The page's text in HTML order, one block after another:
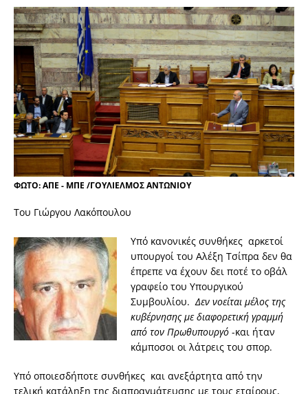
ΦΩΤΟ: ΑΠΕ - ΜΠΕ /ΓΟΥΛΙΕΛΜΟΣ ΑΝΤΩΝΙΟΥ
Του Γιώργου Λακόπουλου
Υπό κανονικές συνθήκες αρκετοί
υπουργοί του Αλέξη Τσίπρα δεν θα
έπρεπε να έχουν δει ποτέ το οβάλ
γραφείο του Υπουργικού
Συμβουλίου.Δεν νοείται μέλος της
κυβέρνησης με διαφορετική γραμμή
από τον Πρωθυπουργό -και ήταν
κάμποσοι οι λάτρεις του σπορ.
Υπό οποιεσδήποτε συνθήκες και ανεξάρτητα από την
τελική κατάληξη της διαπραγμάτευσης με τους εταίρους,